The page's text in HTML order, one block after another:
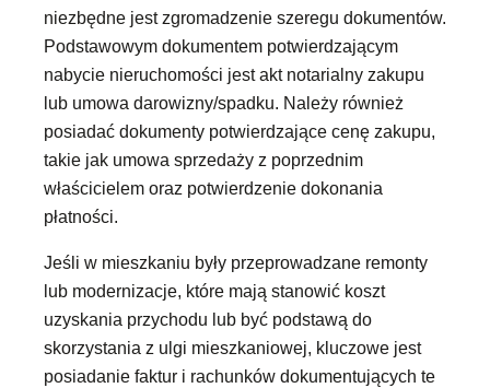
niezbędne jest zgromadzenie szeregu dokumentów.
Podstawowym dokumentem potwierdzającym
nabycie nieruchomości jest akt notarialny zakupu
lub umowa darowizny/spadku. Należy również
posiadać dokumenty potwierdzające cenę zakupu,
takie jak umowa sprzedaży z poprzednim
właścicielem oraz potwierdzenie dokonania
płatności.
Jeśli w mieszkaniu były przeprowadzane remonty
lub modernizacje, które mają stanowić koszt
uzyskania przychodu lub być podstawą do
skorzystania z ulgi mieszkaniowej, kluczowe jest
posiadanie faktur i rachunków dokumentujących te